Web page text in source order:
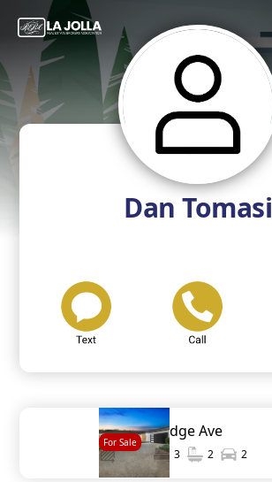
Dan Tomasi
8956 Cliffridge Ave
2,200 3 2 2
For Sale